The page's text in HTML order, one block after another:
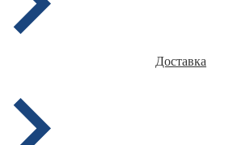
Доставка